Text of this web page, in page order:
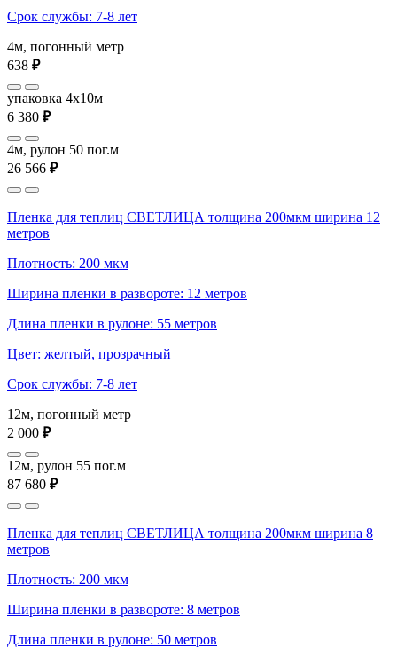
Срок службы: 7-8 лет
4м, погонный метр
638 ₽
упаковка 4x10м
6 380 ₽
4м, рулон 50 пог.м
26 566 ₽
Пленка для теплиц СВЕТЛИЦА толщина 200мкм ширина 12
метров
Плотность: 200 мкм
Ширина пленки в развороте: 12 метров
Длина пленки в рулоне: 55 метров
Цвет: желтый, прозрачный
Срок службы: 7-8 лет
12м, погонный метр
2 000 ₽
12м, рулон 55 пог.м
87 680 ₽
Пленка для теплиц СВЕТЛИЦА толщина 200мкм ширина 8
метров
Плотность: 200 мкм
Ширина пленки в развороте: 8 метров
Длина пленки в рулоне: 50 метров